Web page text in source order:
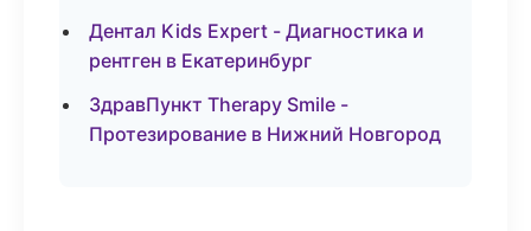
Дентал Kids Expert - Диагностика и
рентген в Екатеринбург
ЗдравПункт Therapy Smile -
Протезирование в Нижний Новгород